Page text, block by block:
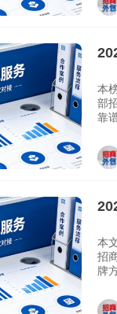
本
部
靠
本
招
牌